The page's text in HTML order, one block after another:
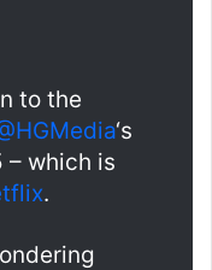
to the
‘s
– which is
.